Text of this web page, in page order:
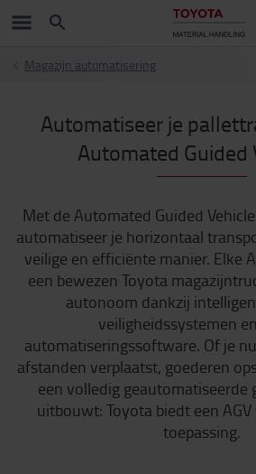
Magazijn automatisering
Automatiseer je
Automated Guided
Met de Automated Guided
automatiseer je horizontaal
veilige en efficiënte manier. Elke
een bewezen Toyota
autonoom dankzij
veiligheidssystemen
automatiseringssoftware. Of je
afstanden verplaatst, goederen
een volledig geautomatiseerde
uitbouwt: Toyota biedt een
toepassing.